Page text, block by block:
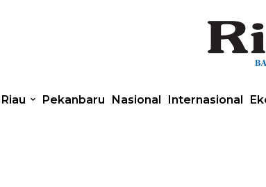
Riau Pekanbaru Nasional Internasional